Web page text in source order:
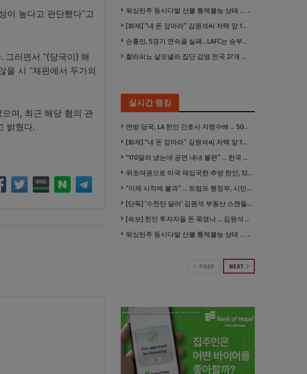
이 높다고 판단했다”고
그러면서 “(당국이) 해
을 시 “재판에서 두가의
며, 최근 해당 혐의 관
밝혔다.
워싱턴주 동시다발 산불 통제불능 상태 … 이재민 수십만명
[화제] “내 돈 갚아라” 김원석씨 자택 앞 1인 광대 시위 … 한인 투자사, “108만 달러 못받아”
손흥민, 5경기 연속골 실패…LAFC는 승부차기 끝 과달라하라 격파
할라피뇨 살모넬라 집단 감염 전국 27개 주 급속 확산
실시간 랭킹
연방 당국, LA 한인 간호사 지명수배 … 500만 달러 메디캐어 사기, 선고 직전 한국 도주
[화제] “내 돈 갚아라” 김원석씨 자택 앞 1인 광대 시위 … 한인 투자사, “108만 달러 못받아”
“170달러 냈는데 공연 내내 불편” … 한국 코미디언 LA공연, 음향 불량에 외모 비하 개그 논란
위조여권으로 미국 재입국한 추방 한인, 120만 달러 은행 사기 행각
“이제 시작에 불과” … 트럼프 행정부, 시민권 박탈 본격화
[단독] ‘수천만 달러’ 김원석 부동산 스캔들 새 국면 … 한인 투자자들 소송 잇따라 ‘디폴트’ 절차
[속보] 한인 투자자들 돈 묶였나 … 김원석 회사들 챕터7 강제파산·자진파산 잇따라 신청
워싱턴주 동시다발 산불 통제불능 상태 … 이재민 수십만명
PREV NEXT